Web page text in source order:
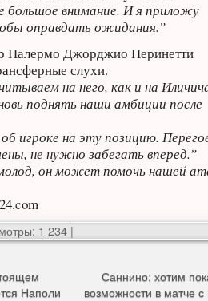
большое внимание. И я приложу
оправдать ожидания.”
Палермо Джорджио Перинетти
слухи.
на него, как и на
поднять наши амбиции после
игроке на эту позицию.
не нужно забегать вперед.”
он может помочь нашей
1 234 |
Наполи
Саннино: хотим
возможности в матче